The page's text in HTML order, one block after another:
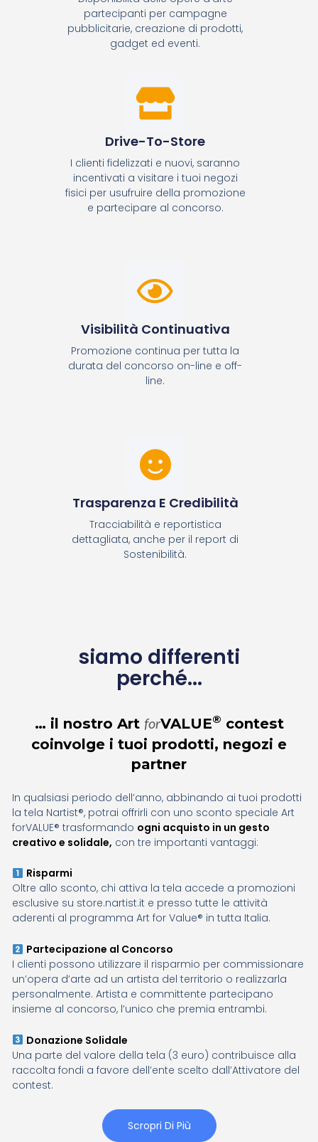
partecipanti per campagne
pubblicitarie, creazione di prodotti,
gadget ed eventi.
Drive-To-Store
I clienti fidelizzati e nuovi, saranno
incentivati a visitare i tuoi negozi
fisici per usufruire della promozione
e partecipare al concorso.
Visibilità Continuativa
Promozione continua per tutta la
durata del concorso on-line e off-
line.
Trasparenza E Credibilità
Tracciabilità e reportistica
dettagliata, anche per il report di
Sostenibilità.
siamo differenti
perché...
… il nostro Art forVALUE® contest
coinvolge i tuoi prodotti, negozi e
partner
In qualsiasi periodo dell’anno, abbinando ai tuoi prodotti
la tela Nartist®, potrai offrirli con uno sconto speciale Art
forVALUE® trasformando ogni acquisto in un gesto
creativo e solidale, con tre importanti vantaggi:
Risparmi
Oltre allo sconto, chi attiva la tela accede a promozioni
esclusive su store.nartist.it e presso tutte le attività
aderenti al programma Art for Value® in tutta Italia.
Partecipazione al Concorso
I clienti possono utilizzare il risparmio per commissionare
un’opera d’arte ad un artista del territorio o realizzarla
personalmente. Artista e committente partecipano
insieme al concorso, l’unico che premia entrambi.
Donazione Solidale
Una parte del valore della tela (3 euro) contribuisce alla
raccolta fondi a favore dell’ente scelto dall’Attivatore del
contest.
Scropri Di Più